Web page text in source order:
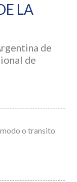
LA
de
de
o transito